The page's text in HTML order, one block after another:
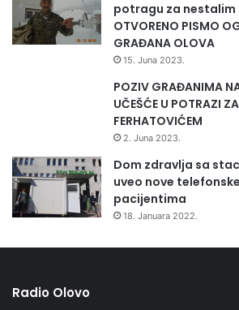
što su došli u situaciju da ovise o
redovima.Nekima opet to ne predstavlja
ovoj tuđoj nesreći nastoje pridobiti za
više.Nažalost i jedni i drugi su
prirodnom nesrećom za koju nikad
se opet ponoviti a ljudska strana je i
mnogi nisu položili.
potragu za nestalim
OTVORENO PISMO
GRAĐANA OLOVA
15. Juna 2023.
POZIV GRAĐANIMA
UČEŠĆE U POTRAZI
FERHATOVIĆEM
2. Juna 2023.
Dom zdravlja sa
uveo nove
pacijentima
18. Januara 2022.
Radio Olovo